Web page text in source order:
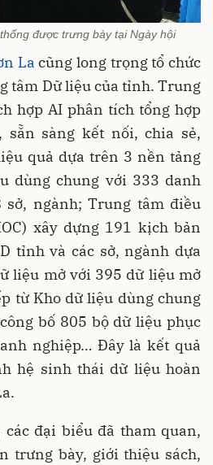
được trưng bày tại Ngày hội
La cũng long trọng tổ chức
tâm Dữ liệu của tỉnh. Trung
hợp AI phân tích tổng hợp
sẵn sàng kết nối, chia sẻ,
quả dựa trên 3 nền tảng
dùng chung với 333 danh
ngành; Trung tâm điều
xây dựng 191 kịch bản
tỉnh và các sở, ngành dựa
liệu mở với 395 dữ liệu mở
từ Kho dữ liệu dùng chung
bố 805 bộ dữ liệu phục
nghiệp… Đây là kết quả
hệ sinh thái dữ liệu hoàn
các đại biểu đã tham quan,
trưng bày, giới thiệu sách,